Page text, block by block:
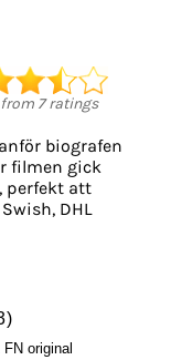
7ratings
biografen
filmen gick
perfekt att
DHL
original